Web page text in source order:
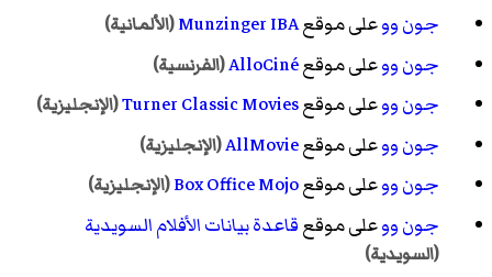
جون ووعلى موقعMunzinger IBA(الألمانية)
جون ووعلى موقعAlloCiné(الفرنسية)
جون ووعلى موقعTurner Classic Movies(الإنجليزية)
جون ووعلى موقعAllMovie(الإنجليزية)
جون ووعلى موقعBox Office Mojo(الإنجليزية)
جون ووعلى موقعقاعدة بيانات الأفلام السويدية
(السويدية)